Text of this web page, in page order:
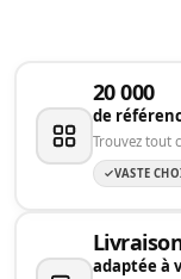
20 000
de
Trouvez tout
VASTE
adaptée à